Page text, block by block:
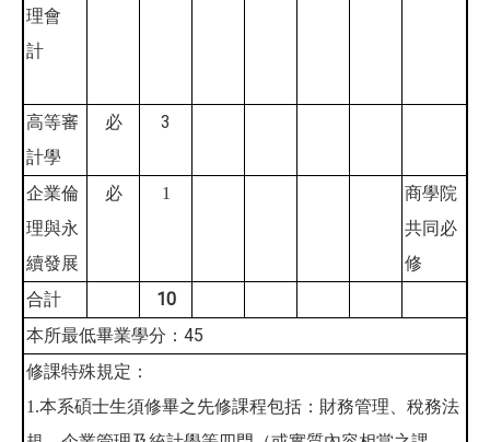
理會
計
高等審
計學
必 3
企業倫
理與永
續發展
必 1
商學院
共同必
修
合計
10
本所最低畢業學分： 45
修課特殊規定：
1.本系碩士生須修畢之先修課程包括：財務管理、稅務法